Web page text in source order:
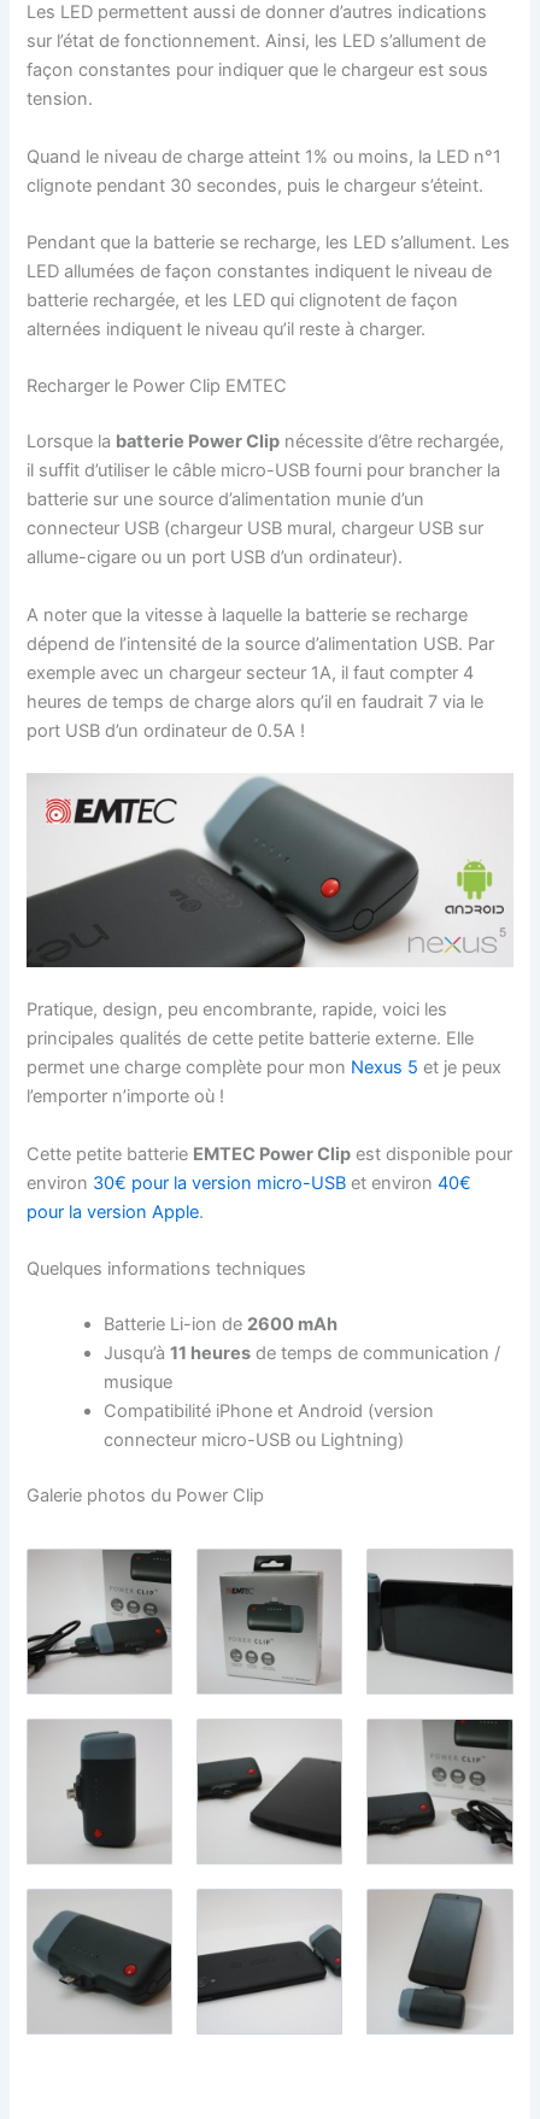
Les LED permettent aussi de donner d’autres indications
sur l’état de fonctionnement. Ainsi, les LED s’allument de
façon constantes pour indiquer que le chargeur est sous
tension.
Quand le niveau de charge atteint 1% ou moins, la LED n°1
clignote pendant 30 secondes, puis le chargeur s’éteint.
Pendant que la batterie se recharge, les LED s’allument. Les
LED allumées de façon constantes indiquent le niveau de
batterie rechargée, et les LED qui clignotent de façon
alternées indiquent le niveau qu’il reste à charger.
Recharger le Power Clip EMTEC
Lorsque la batterie Power Clip nécessite d’être rechargée,
il suffit d’utiliser le câble micro-USB fourni pour brancher la
batterie sur une source d’alimentation munie d’un
connecteur USB (chargeur USB mural, chargeur USB sur
allume-cigare ou un port USB d’un ordinateur).
A noter que la vitesse à laquelle la batterie se recharge
dépend de l’intensité de la source d’alimentation USB. Par
exemple avec un chargeur secteur 1A, il faut compter 4
heures de temps de charge alors qu’il en faudrait 7 via le
port USB d’un ordinateur de 0.5A !
Pratique, design, peu encombrante, rapide, voici les
principales qualités de cette petite batterie externe. Elle
permet une charge complète pour mon Nexus 5 et je peux
l’emporter n’importe où !
Cette petite batterie EMTEC Power Clip est disponible pour
environ 30€ pour la version micro-USB et environ40€
pour la version Apple.
Quelques informations techniques
Batterie Li-ion de 2600 mAh
Jusqu’à11 heures de temps de communication /
musique
Compatibilité iPhone et Android (version
connecteur micro-USB ou Lightning)
Galerie photos du Power Clip